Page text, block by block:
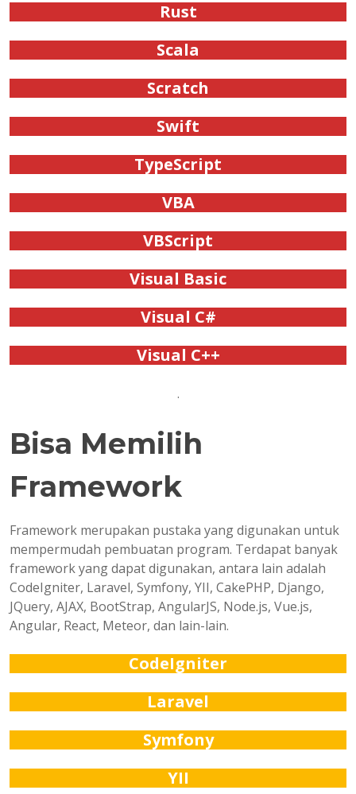
Rust
Scala
Scratch
Swift
TypeScript
VBA
VBScript
Visual Basic
Visual C#
Visual C++
.
Bisa Memilih
Framework
Framework merupakan pustaka yang digunakan untuk
mempermudah pembuatan program. Terdapat banyak
framework yang dapat digunakan, antara lain adalah
CodeIgniter, Laravel, Symfony, YII, CakePHP, Django,
JQuery, AJAX, BootStrap, AngularJS, Node.js, Vue.js,
Angular, React, Meteor, dan lain-lain.
CodeIgniter
Laravel
Symfony
YII